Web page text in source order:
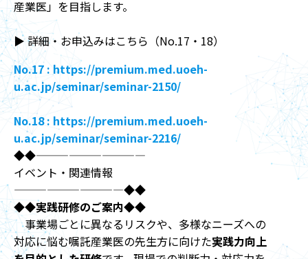
産業医」を目指します。
▶ 詳細・お申込みはこちら（No.17・18）
No.17 : https://premium.med.uoeh-
u.ac.jp/seminar/seminar-2150/
No.18 : https://premium.med.uoeh-
u.ac.jp/seminar/seminar-2216/
◆◆——————————
イベント・関連情報
——————————◆◆
◆◆実践研修のご案内◆◆
事業場ごとに異なるリスクや、多様なニーズへの
対応に悩む嘱託産業医の先生方に向けた実践力向上